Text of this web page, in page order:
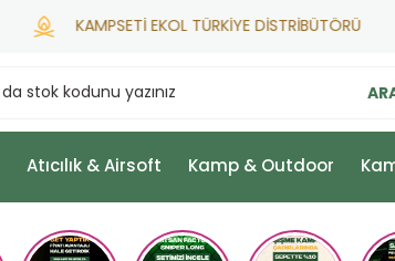
KAMPSETİ EKOL TÜRKİYE DİSTRİBÜTÖRÜ
Atıcılık & Airsoft Kamp & Outdoor